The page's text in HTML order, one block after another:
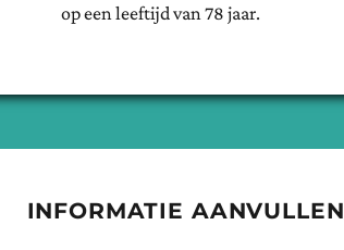
op een leeftijd van 78 jaar.
INFORMATIE AANVULLEN